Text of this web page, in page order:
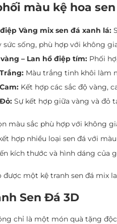
màu kệ hoa
Vàng mix sen đá xanh lá:
sức sống, phù hợp với không
– Lan hồ điệp tím: Phối
Màu trắng tinh khôi làm
Kết hợp các sắc độ vàng,
Sự kết hợp giữa vàng và đỏ
màu sắc phù hợp với không
hợp nhiều loại sen đá với
kích thước và hình dáng của
được một kệ tranh sen đá mix
Sen Đá 3D
chỉ là một món quà tặng